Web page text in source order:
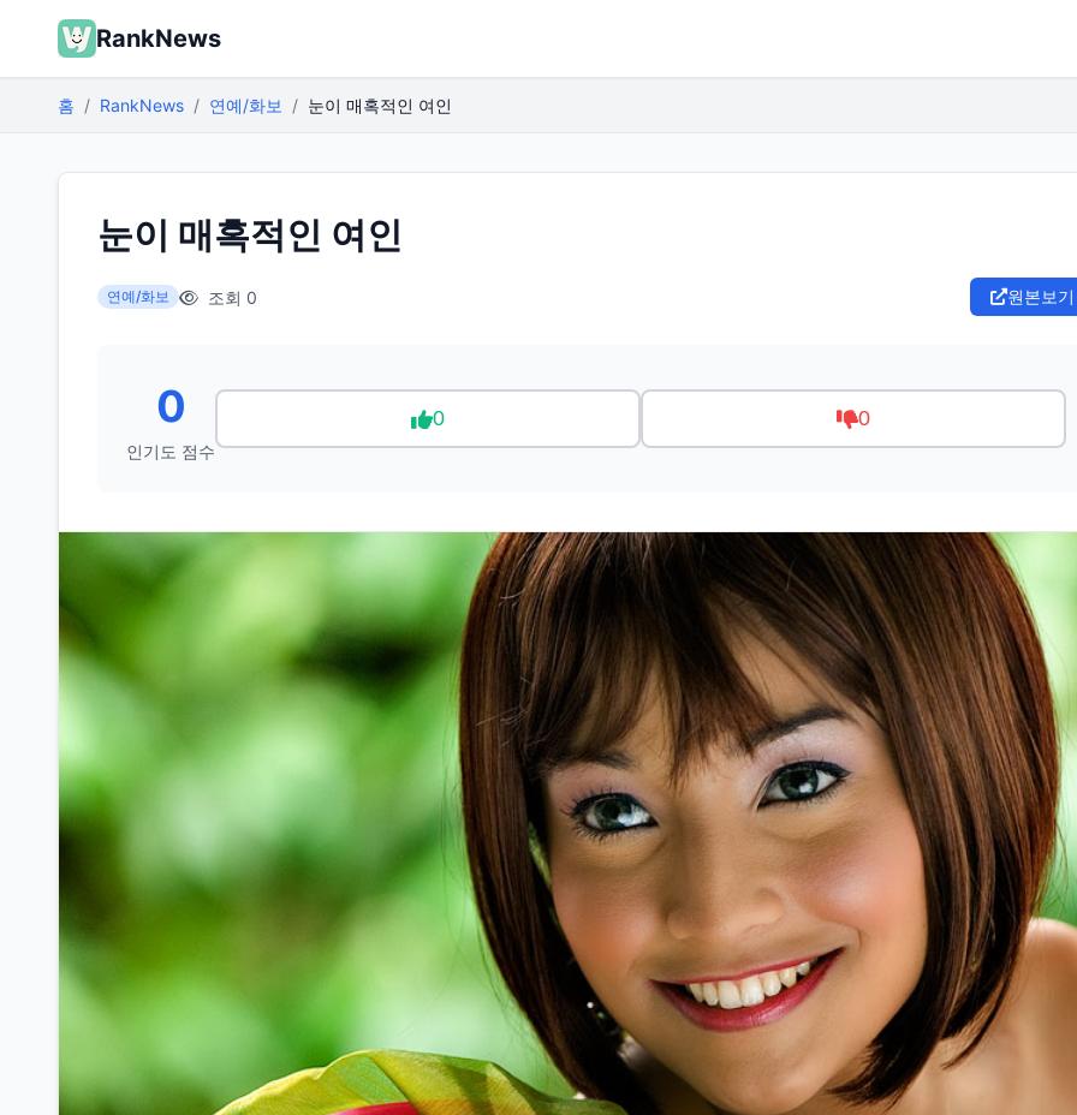
RankNews
홈 RankNews 연예/화보 눈이 매혹적인 여인
눈이 매혹적인 여인
연예/화보 조회 0 원본보기
0
인기도 점수
0 0